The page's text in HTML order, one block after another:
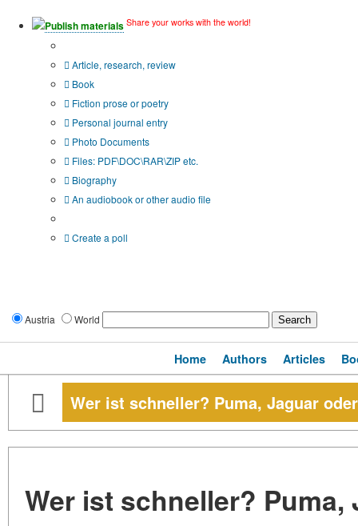
Publish materials Share your works with the world!
Article, research, review
Book
Fiction prose or poetry
Personal journal entry
Photo Documents
Files: PDF\DOC\RAR\ZIP etc.
Biography
An audiobook or other audio file
Create a poll
Austria World
Home Authors Articles
Wer ist schneller? Puma, Jaguar
Wer ist schneller?